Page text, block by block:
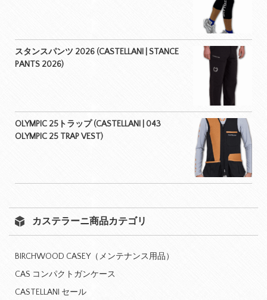
スタンスパンツ 2026 (CASTELLANI | STANCE
PANTS 2026)
OLYMPIC 25トラップ (CASTELLANI | 043
OLYMPIC 25 TRAP VEST)
カステラーニ商品カテゴリ
BIRCHWOOD CASEY（メンテナンス用品）
CAS コンパクトガンケース
CASTELLANI セール